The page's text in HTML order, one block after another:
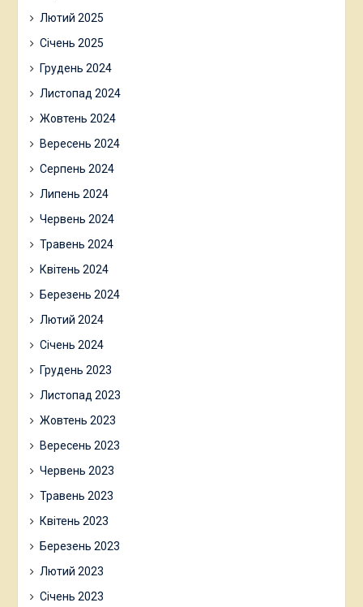
Лютий 2025
Січень 2025
Грудень 2024
Листопад 2024
Жовтень 2024
Вересень 2024
Серпень 2024
Липень 2024
Червень 2024
Травень 2024
Квітень 2024
Березень 2024
Лютий 2024
Січень 2024
Грудень 2023
Листопад 2023
Жовтень 2023
Вересень 2023
Червень 2023
Травень 2023
Квітень 2023
Березень 2023
Лютий 2023
Січень 2023